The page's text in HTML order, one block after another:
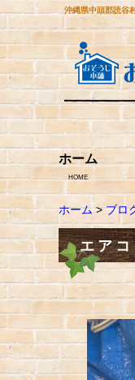
沖縄県中頭郡読谷
ホーム
HOME
ホーム>ブロ
エア